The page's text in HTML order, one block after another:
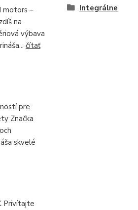
motors –
na
výbava
čítať
pre
Značka
skvelé
Privítajte
Integrálne